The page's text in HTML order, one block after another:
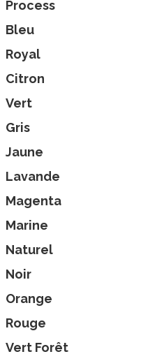
Process
Bleu
Royal
Citron
Vert
Gris
Jaune
Lavande
Magenta
Marine
Naturel
Noir
Orange
Rouge
Vert Forêt